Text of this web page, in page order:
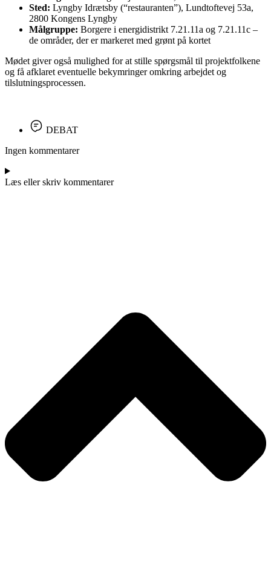
Sted: Lyngby Idrætsby (“restauranten”), Lundtoftevej 53a,
2800 Kongens Lyngby
Målgruppe: Borgere i energidistrikt 7.21.11a og 7.21.11c –
de områder, der er markeret med grønt på kortet
Mødet giver også mulighed for at stille spørgsmål til projektfolkene
og få afklaret eventuelle bekymringer omkring arbejdet og
tilslutningsprocessen.
DEBAT
Ingen kommentarer
Læs eller skriv kommentarer